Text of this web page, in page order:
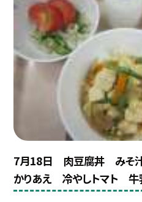
7月18日 肉豆腐丼 みそ汁
かりあえ 冷やしトマト 牛